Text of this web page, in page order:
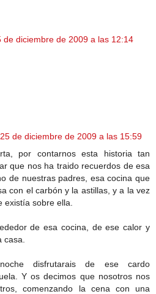
de diciembre de 2009 a las 12:14
25 de diciembre de 2009 a las 15:59
por contarnos esta historia tan
que nos ha traido recuerdos de esa
de nuestras padres, esa cocina que
con el carbón y la astillas, y a la vez
existía sobre ella.
de esa cocina, de ese calor y
disfrutarais de ese cardo
Y os decimos que nosotros nos
comenzando la cena con una